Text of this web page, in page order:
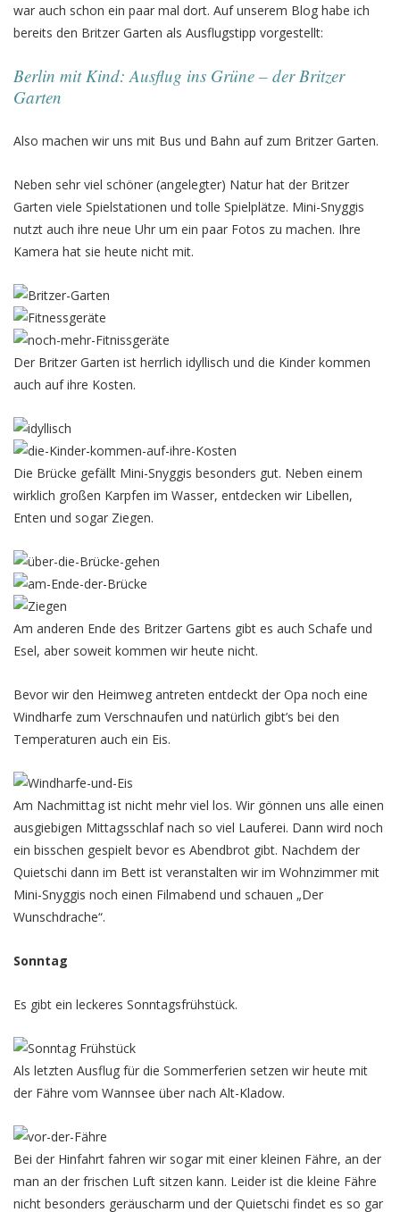
war auch schon ein paar mal dort. Auf unserem Blog habe ich
bereits den Britzer Garten als Ausflugstipp vorgestellt:
Berlin mit Kind: Ausflug ins Grüne – der Britzer
Garten
Also machen wir uns mit Bus und Bahn auf zum Britzer Garten.
Neben sehr viel schöner (angelegter) Natur hat der Britzer
Garten viele Spielstationen und tolle Spielplätze. Mini-Snyggis
nutzt auch ihre neue Uhr um ein paar Fotos zu machen. Ihre
Kamera hat sie heute nicht mit.
Der Britzer Garten ist herrlich idyllisch und die Kinder kommen
auch auf ihre Kosten.
Die Brücke gefällt Mini-Snyggis besonders gut. Neben einem
wirklich großen Karpfen im Wasser, entdecken wir Libellen,
Enten und sogar Ziegen.
Am anderen Ende des Britzer Gartens gibt es auch Schafe und
Esel, aber soweit kommen wir heute nicht.
Bevor wir den Heimweg antreten entdeckt der Opa noch eine
Windharfe zum Verschnaufen und natürlich gibt’s bei den
Temperaturen auch ein Eis.
Am Nachmittag ist nicht mehr viel los. Wir gönnen uns alle einen
ausgiebigen Mittagsschlaf nach so viel Lauferei. Dann wird noch
ein bisschen gespielt bevor es Abendbrot gibt. Nachdem der
Quietschi dann im Bett ist veranstalten wir im Wohnzimmer mit
Mini-Snyggis noch einen Filmabend und schauen „Der
Wunschdrache“.
Sonntag
Es gibt ein leckeres Sonntagsfrühstück.
Als letzten Ausflug für die Sommerferien setzen wir heute mit
der Fähre vom Wannsee über nach Alt-Kladow.
Bei der Hinfahrt fahren wir sogar mit einer kleinen Fähre, an der
man an der frischen Luft sitzen kann. Leider ist die kleine Fähre
nicht besonders geräuscharm und der Quietschi findet es so gar